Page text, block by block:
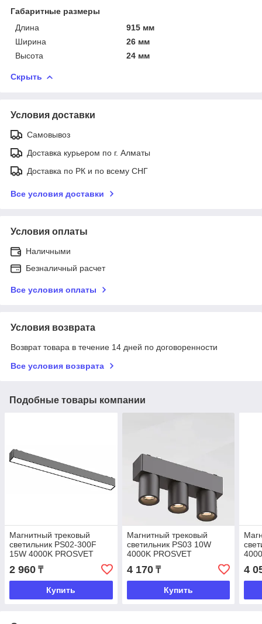
Габаритные размеры
Длина
915 мм
Ширина
26 мм
Высота
24 мм
Скрыть
Условия доставки
Самовывоз
Доставка курьером по г. Алматы
Доставка по РК и по всему СНГ
Все условия доставки
Условия оплаты
Наличными
Безналичный расчет
Все условия оплаты
Условия возврата
Возврат товара в течение 14 дней по договоренности
Все условия возврата
Подобные товары компании
Магнитный трековый
светильник PS02-300F
15W 4000K PROSVET
2 960 ₸
Купить
Магнитный трековый
светильник PS03 10W
4000K PROSVET
4 170₸
Купить
4